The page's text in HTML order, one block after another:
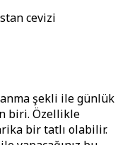
cevizi
şekli ile günlük
biri. Özellikle
bir tatlı olabilir.